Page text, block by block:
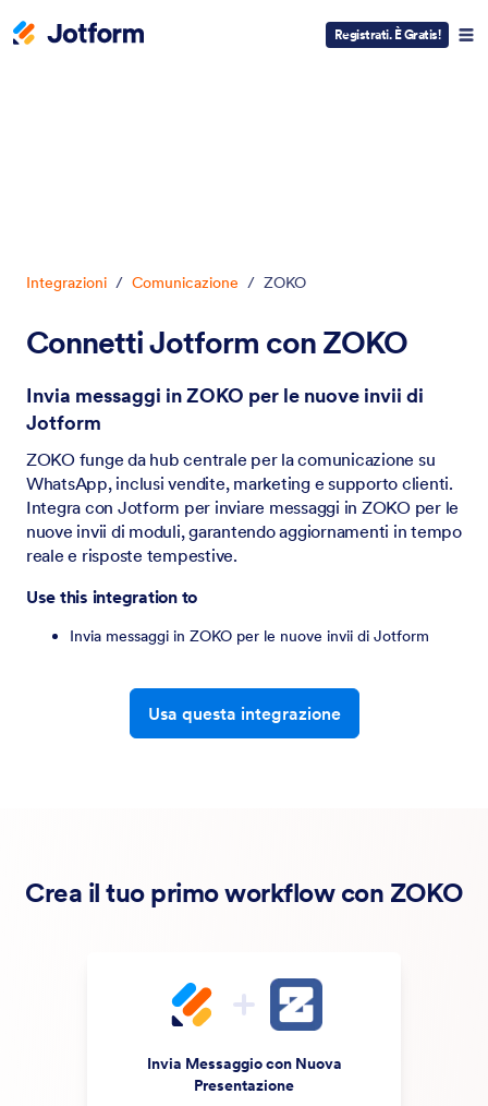
Registrati. È Gratis!
Integrazioni / Comunicazione / ZOKO
Connetti Jotform con ZOKO
Invia messaggi in ZOKO per le nuove invii di
Jotform
ZOKO funge da hub centrale per la comunicazione su
WhatsApp, inclusi vendite, marketing e supporto clienti.
Integra con Jotform per inviare messaggi in ZOKO per le
nuove invii di moduli, garantendo aggiornamenti in tempo
reale e risposte tempestive.
Use this integration to
Invia messaggi in ZOKO per le nuove invii di Jotform
Usa questa integrazione
Crea il tuo primo workflow con ZOKO
Invia Messaggio con Nuova
Presentazione